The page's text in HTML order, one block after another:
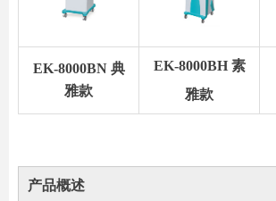
EK-8000BN 典
雅款
EK-8000BH 素
雅款
产品概述